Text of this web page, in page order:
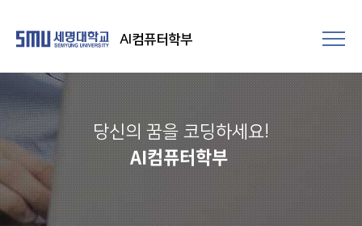
AI컴퓨터학부
당신의 꿈을 코딩하세요!
AI컴퓨터학부